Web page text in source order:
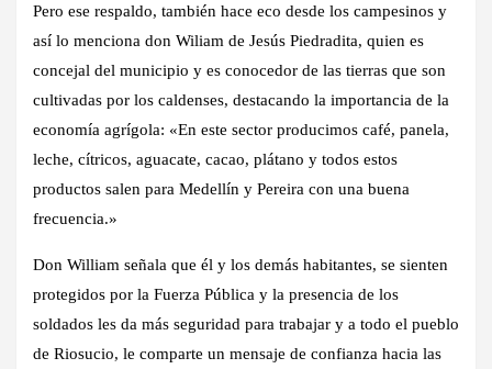
Pero ese respaldo, también hace eco desde los campesinos y
así lo menciona don Wiliam de Jesús Piedradita, quien es
concejal del municipio y es conocedor de las tierras que son
cultivadas por los caldenses, destacando la importancia de la
economía agrígola: «En este sector producimos café, panela,
leche, cítricos, aguacate, cacao, plátano y todos estos
productos salen para Medellín y Pereira con una buena
frecuencia.»
Don William señala que él y los demás habitantes, se sienten
protegidos por la Fuerza Pública y la presencia de los
soldados les da más seguridad para trabajar y a todo el pueblo
de Riosucio, le comparte un mensaje de confianza hacia las